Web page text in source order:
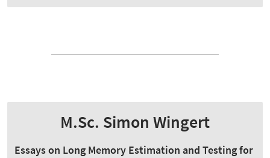
M.Sc. Simon Wingert
Essays on Long Memory Estimation and Testing for